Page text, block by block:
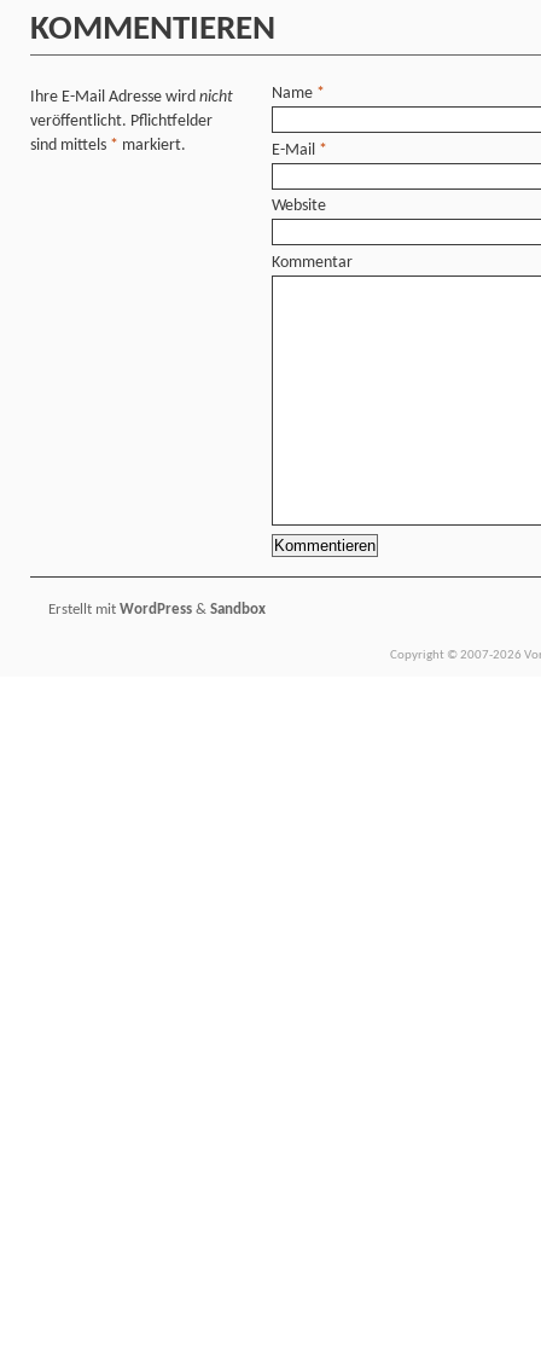
KOMMENTIEREN
Ihre E-Mail Adresse wird nicht
veröffentlicht. Pflichtfelder
sind mittels * markiert.
Name *
E-Mail *
Website
Kommentar
Erstellt mit WordPress & Sandbox
Copyright © 2007-2026